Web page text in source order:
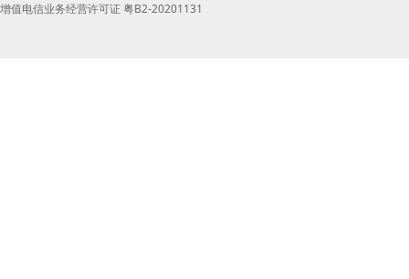
增值电信业务经营许可证 粤B2-20201131